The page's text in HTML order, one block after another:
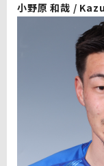
小野原 和哉 /